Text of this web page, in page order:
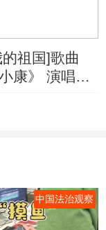
祖国]歌曲
康》 演唱：
中国法治观察